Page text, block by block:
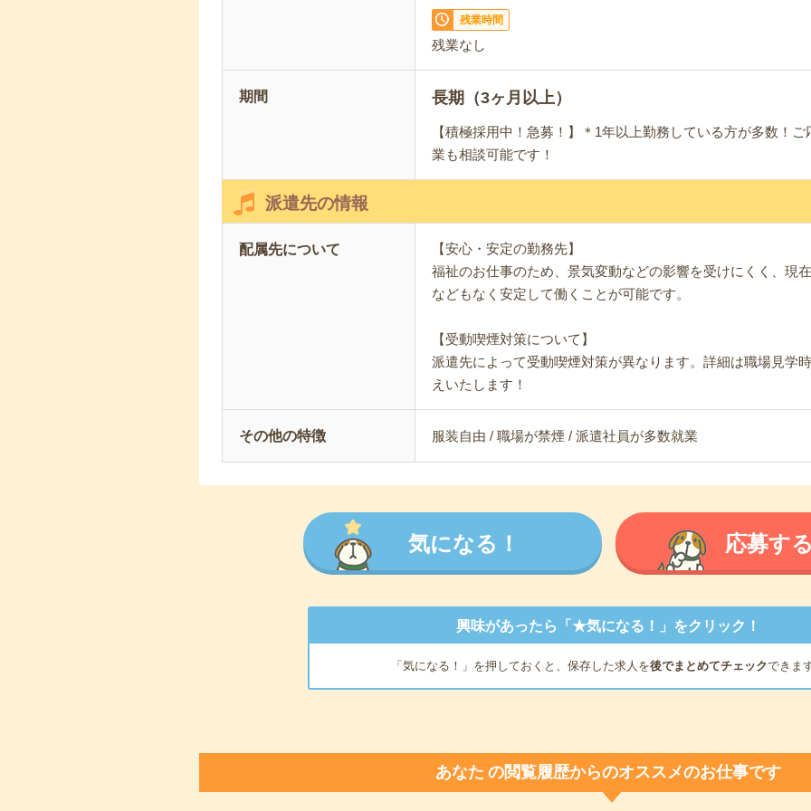
残業時間
残業なし
期間 長期（3ヶ月以上）
【積極採用中！急募！】＊1年以上勤務している方が多数！
業も相談可能です！
派遣先の情報
配属先について
【安心・安定の勤務先】
福祉のお仕事のため、景気変動などの影響を受けにくく、現
などもなく安定して働くことが可能です。
【受動喫煙対策について】
派遣先によって受動喫煙対策が異なります。詳細は職場見学
えいたします！
その他の特徴 服装自由 / 職場が禁煙 / 派遣社員が多数就業
気になる！ 応募す
興味があったら「★気になる！」をクリック！
「気になる！」を押しておくと、保存した求人を後でまとめてチェックできま
あなた の閲覧履歴からのオススメのお仕事です